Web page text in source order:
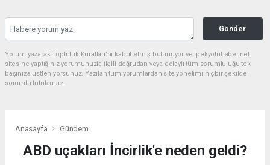
Gönder
Yorum yazarak Topluluk Kuralları’nı kabul etmiş bulunuyor ve ipekyoluhaber.net
sitesine yaptığınız yorumunuzla ilgili doğrudan veya dolaylı tüm sorumluluğu tek
başınıza üstleniyorsunuz. Yazılan tüm yorumlardan site yönetimi hiçbir şekilde
sorumlu tutulamaz.
Anasayfa Gündem
ABD uçakları İncirlik'e neden geldi?